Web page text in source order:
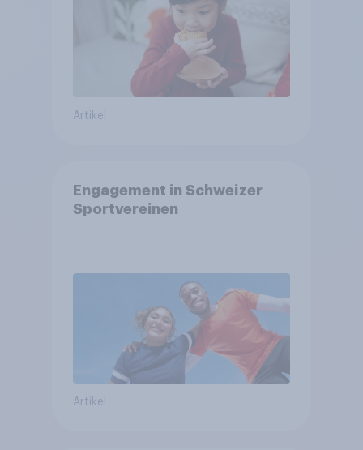
Artikel
Engagement in Schweizer
Sportvereinen
Artikel